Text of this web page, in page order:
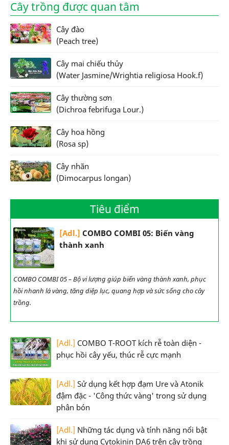
Cây trồng được quan tâm
Cây đào
(Peach tree)
Cây mai chiếu thủy
(Water Jasmine/Wrightia religiosa Hook.f)
Cây thường sơn
(Dichroa febrifuga Lour.)
Cây hoa hồng
(Rosa sp)
Cây nhãn
(Dimocarpus longan)
Tiêu điểm
[Adl.] COMBO COMBI 05: Biến vàng
thành xanh
COMBO COMBI 05 – Bộ vi lượng giúp biến vàng thành xanh, phục
hồi nhanh lá vàng, tăng diệp lục, quang hợp và sức sống cho cây
trồng.
[Adl.] COMBO T-ROOT kích rễ toàn diện -
phục hồi cây yếu, thúc rễ cực mạnh
[Adl.] Sử dụng kết hợp đạm Ure và Atonik
đậm đặc - 'Công thức vàng' trong sử dụng
phân bón
[Adl.] Những tác dụng và tính năng nổi bật
khi sử dụng Cytokinin DA6 trên cây trồng